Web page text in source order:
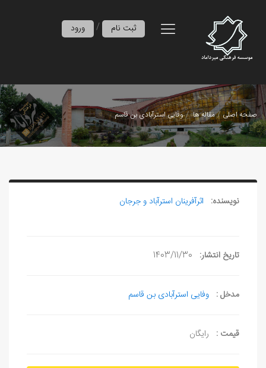
ورود / ثبت نام
صفحه اصلی مقاله ها وفايی استرآبادی بن قاسم
نویسنده: اثرآفرينان استرآباد و جرجان
تاریخ انتشار: 1403/11/30
مدخل : وفایی استرآبادی بن قاسم
قیمت : رایگان